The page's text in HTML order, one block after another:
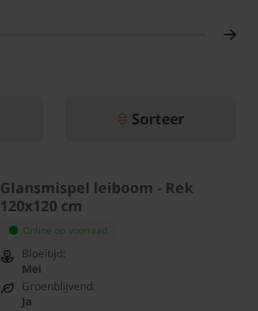
Sorteer
Glansmispel leiboom - Rek
120x120 cm
Online op voorraad
Bloeitijd:
Mei
Groenblijvend:
Ja